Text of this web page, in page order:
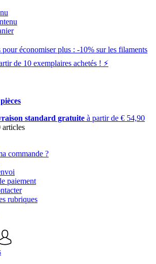
pour économiser plus : -10% sur les filaments
de 10 exemplaires achetés ! ⚡️
standard gratuite à partir de € 54,90
articles
commande ?
paiement
rubriques